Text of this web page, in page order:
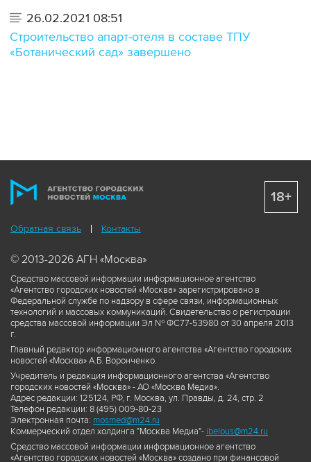
26.02.2021 08:51
Строительство апарт-отеля в составе ТПУ
«Ботанический сад» завершено
Обратная связь Контакты
© 2013-2026 АГН «Москва»
Средство массовой информации информационное агентство
«Агентство городских новостей «Москва» зарегистрировано в
Федеральной службе по надзору в сфере связи, информационных
технологий и массовых коммуникаций. Свидетельство о регистрации
средства массовой информации Эл № ФС77-53980 от 30 апреля 2013
г.
Главный редактор информационного агентства «Агентство городских
новостей «Москва» А.Б. Воронченко.
Учредитель и редакция информационного агентства «Агентство
городских новостей «Москва» - АО «Москва Медиа».
Адрес редакции: 125124, РФ, г. Москва, ул. Правды, д. 24, стр. 2
Телефон редакции: 8 (495) 009-80-23
Электронная почта: mosmed@m24.ru
Коммерческий отдел холдинга "Москва Медиа"- ibelous@m24.ru
Средство массовой информации информационное агентство
«Агентство городских новостей «Москва» создано при финансовой
18+